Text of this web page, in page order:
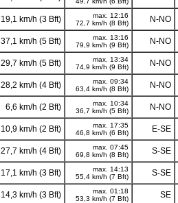
19,1 km/h (3 Bft)
max. 12:16
72,7 km/h (8 Bft)
N-NO
37,1 km/h (5 Bft)
max. 13:16
79,9 km/h (9 Bft)
N-NO
29,7 km/h (5 Bft)
max. 13:34
74,9 km/h (9 Bft)
N-NO
28,2 km/h (4 Bft)
max. 09:34
63,4 km/h (8 Bft)
N-NO
6,6 km/h (2 Bft)
max. 10:34
36,7 km/h (5 Bft)
N-NO
10,9 km/h (2 Bft)
max. 17:35
46,8 km/h (6 Bft)
E-SE
27,7 km/h (4 Bft)
max. 07:45
69,8 km/h (8 Bft)
S-SE
17,1 km/h (3 Bft)
max. 14:13
55,4 km/h (7 Bft)
S-SE
14,3 km/h (3 Bft)
max. 01:18
53,3 km/h (7 Bft)
SE